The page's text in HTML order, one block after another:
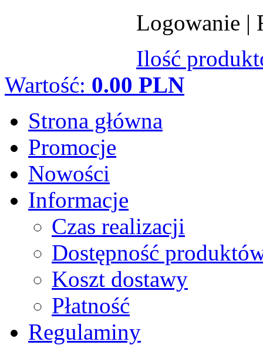
Logowanie |
Ilość
Wartość: 0.00 PLN
Strona główna
Promocje
Nowości
Informacje
Czas realizacji
Dostępność
Koszt dostawy
Płatność
Regulaminy